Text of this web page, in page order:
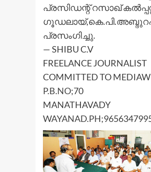
പ്രസിഡന്റ് റസാഖ്
പ്രസംഗിച്ചു.
— SHIBU C.V
FREELANCE JOURNALIST
COMMITTED TO
P.B.NO;70
MANATHAVADY
WAYANAD.PH